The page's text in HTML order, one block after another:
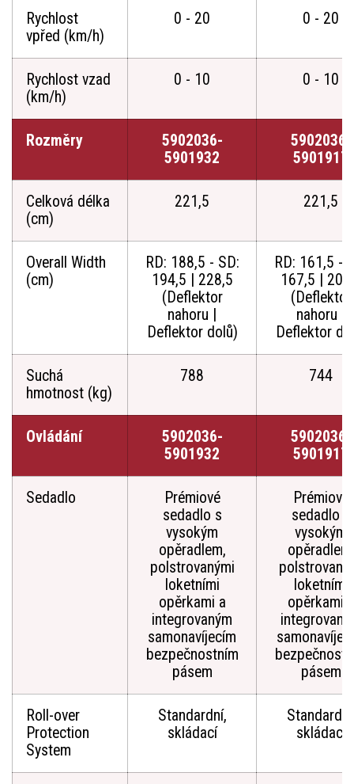
Rychlost
vpřed (km/h)
0 - 20 0 - 20
Rychlost vzad
(km/h)
0 - 10 0 - 10
Rozměry
5902036-
5901932
5902036-
5901917
Celková délka
(cm)
221,5 221,5
Overall Width
(cm)
RD: 188,5 - SD:
194,5 | 228,5
(Deflektor
nahoru |
Deflektor dolů)
RD: 161,5 -
167,5 |
(Deflektor
nahoru |
Deflektor
Suchá
hmotnost (kg)
788 744
Ovládání
5902036-
5901932
5902036-
5901917
Sedadlo
Prémiové
sedadlo s
vysokým
opěradlem,
polstrovanými
loketními
opěrkami a
integrovaným
samonavíjecím
bezpečnostním
pásem
Prémiové
sedadlo s
vysokým
opěradlem,
loketními
opěrkami a
pásem
Roll-over
Protection
System
Standardní,
skládací
skládací